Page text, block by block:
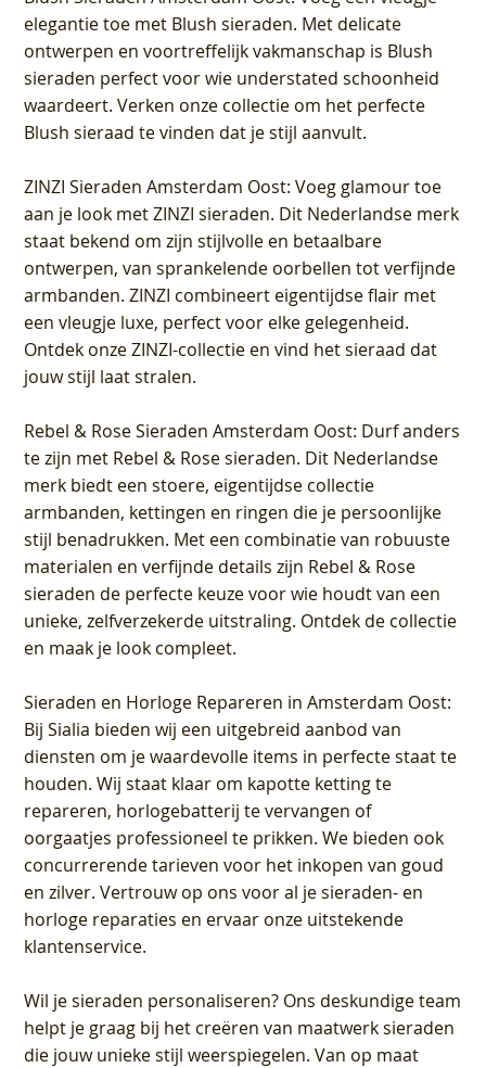
elegantie toe met Blush sieraden. Met delicate
ontwerpen en voortreffelijk vakmanschap is Blush
sieraden perfect voor wie understated schoonheid
waardeert. Verken onze collectie om het perfecte
Blush sieraad te vinden dat je stijl aanvult.
ZINZI Sieraden Amsterdam Oost: Voeg glamour toe
aan je look met ZINZI sieraden. Dit Nederlandse merk
staat bekend om zijn stijlvolle en betaalbare
ontwerpen, van sprankelende oorbellen tot verfijnde
armbanden. ZINZI combineert eigentijdse flair met
een vleugje luxe, perfect voor elke gelegenheid.
Ontdek onze ZINZI-collectie en vind het sieraad dat
jouw stijl laat stralen.
Rebel & Rose Sieraden Amsterdam Oost: Durf anders
te zijn met Rebel & Rose sieraden. Dit Nederlandse
merk biedt een stoere, eigentijdse collectie
armbanden, kettingen en ringen die je persoonlijke
stijl benadrukken. Met een combinatie van robuuste
materialen en verfijnde details zijn Rebel & Rose
sieraden de perfecte keuze voor wie houdt van een
unieke, zelfverzekerde uitstraling. Ontdek de collectie
en maak je look compleet.
Sieraden en Horloge Repareren in Amsterdam Oost:
Bij Sialia bieden wij een uitgebreid aanbod van
diensten om je waardevolle items in perfecte staat te
houden. Wij staat klaar om kapotte ketting te
repareren, horlogebatterij te vervangen of
oorgaatjes professioneel te prikken. We bieden ook
concurrerende tarieven voor het inkopen van goud
en zilver. Vertrouw op ons voor al je sieraden- en
horloge reparaties en ervaar onze uitstekende
klantenservice.
Wil je sieraden personaliseren? Ons deskundige team
helpt je graag bij het creëren van maatwerk sieraden
die jouw unieke stijl weerspiegelen. Van op maat